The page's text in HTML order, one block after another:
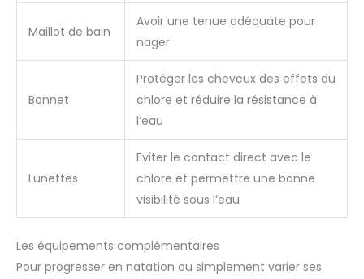
Maillot de bain
Avoir une tenue adéquate pour
nager
Bonnet
Protéger les cheveux des effets du
chlore et réduire la résistance à
l’eau
Lunettes
Eviter le contact direct avec le
chlore et permettre une bonne
visibilité sous l’eau
Les équipements complémentaires
Pour progresser en natation ou simplement varier ses